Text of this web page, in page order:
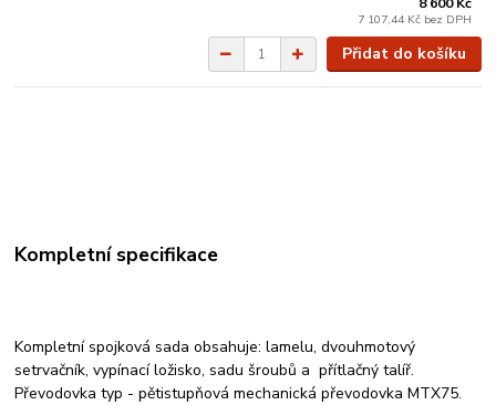
7 107,44 Kč bez DPH
Přidat do košíku
Kompletní specifikace
Kompletní spojková sada obsahuje: lamelu, dvouhmotový
setrvačník, vypínací ložisko, sadu šroubů a přítlačný talíř.
Převodovka typ - pětistupňová mechanická převodovka MTX75.